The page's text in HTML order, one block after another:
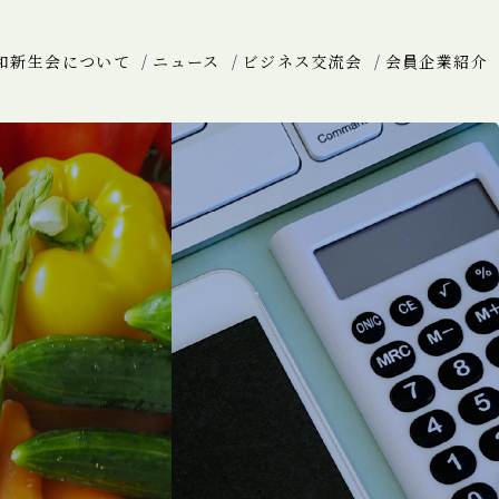
新生会について ニュース ビジネス交流会 会員企業紹介